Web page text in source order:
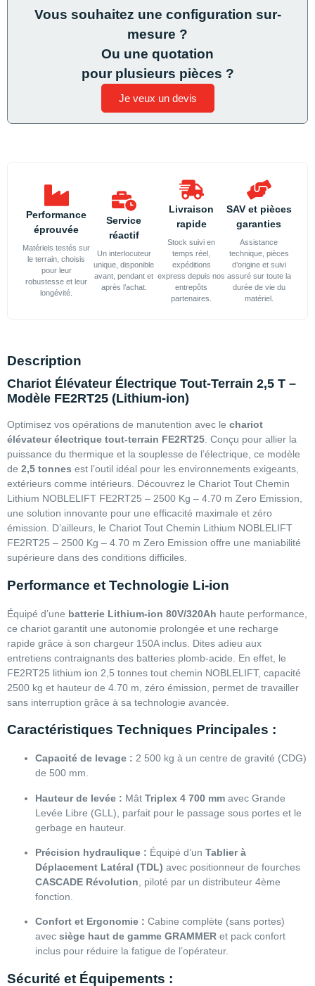
Vous souhaitez une configuration sur-
mesure ?
Ou une quotation
pour plusieurs pièces ?
Je veux un devis
Performance
éprouvée
Matériels testés sur
le terrain, choisis
pour leur
robustesse et leur
longévité.
Service
réactif
Un interlocuteur
unique, disponible
avant, pendant et
après l’achat.
Livraison
rapide
Stock suivi en
temps réel,
expéditions
express depuis nos
entrepôts
partenaires.
SAV et pièces
garanties
Assistance
technique, pièces
d’origine et suivi
assuré sur toute la
durée de vie du
matériel.
Description
Chariot Élévateur Électrique Tout-Terrain 2,5 T –
Modèle FE2RT25 (Lithium-ion)
Optimisez vos opérations de manutention avec le chariot
élévateur électrique tout-terrain FE2RT25. Conçu pour allier la
puissance du thermique et la souplesse de l’électrique, ce modèle
de 2,5 tonnes est l’outil idéal pour les environnements exigeants,
extérieurs comme intérieurs. Découvrez le Chariot Tout Chemin
Lithium NOBLELIFT FE2RT25 – 2500 Kg – 4.70 m Zero Emission,
une solution innovante pour une efficacité maximale et zéro
émission. D’ailleurs, le Chariot Tout Chemin Lithium NOBLELIFT
FE2RT25 – 2500 Kg – 4.70 m Zero Emission offre une maniabilité
supérieure dans des conditions difficiles.
Performance et Technologie Li-ion
Équipé d’une batterie Lithium-ion 80V/320Ah haute performance,
ce chariot garantit une autonomie prolongée et une recharge
rapide grâce à son chargeur 150A inclus. Dites adieu aux
entretiens contraignants des batteries plomb-acide. En effet, le
FE2RT25 lithium ion 2,5 tonnes tout chemin NOBLELIFT, capacité
2500 kg et hauteur de 4.70 m, zéro émission, permet de travailler
sans interruption grâce à sa technologie avancée.
Caractéristiques Techniques Principales :
Capacité de levage : 2 500 kg à un centre de gravité (CDG)
de 500 mm.
Hauteur de levée : Mât Triplex 4 700 mm avec Grande
Levée Libre (GLL), parfait pour le passage sous portes et le
gerbage en hauteur.
Précision hydraulique : Équipé d’un Tablier à
Déplacement Latéral (TDL) avec positionneur de fourches
CASCADE Révolution , piloté par un distributeur 4ème
fonction.
Confort et Ergonomie : Cabine complète (sans portes)
avec siège haut de gamme GRAMMER et pack confort
inclus pour réduire la fatigue de l’opérateur.
Sécurité et Équipements :